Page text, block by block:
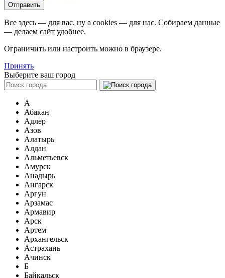
Все здесь — для вас, ну а cookies — для нас. Собираем данные
— делаем сайт удобнее.
Ограничить или настроить можно в браузере.
Принять
Выберите ваш город
А
Абакан
Адлер
Азов
Алатырь
Алдан
Альметьевск
Амурск
Анадырь
Ангарск
Аргун
Арзамас
Армавир
Арск
Артем
Архангельск
Астрахань
Ачинск
Б
Байкальск